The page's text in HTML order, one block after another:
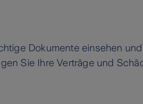
Dokumente einsehen
Sie Ihre Verträge und